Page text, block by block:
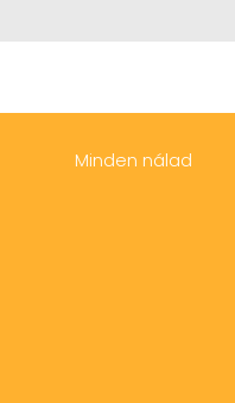
Minden nálad